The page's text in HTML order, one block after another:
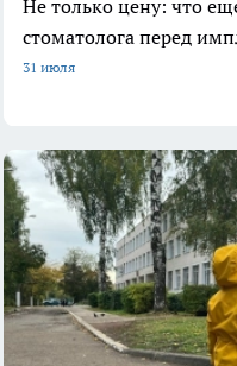
Не только цену: что
стоматолога перед
31 июля